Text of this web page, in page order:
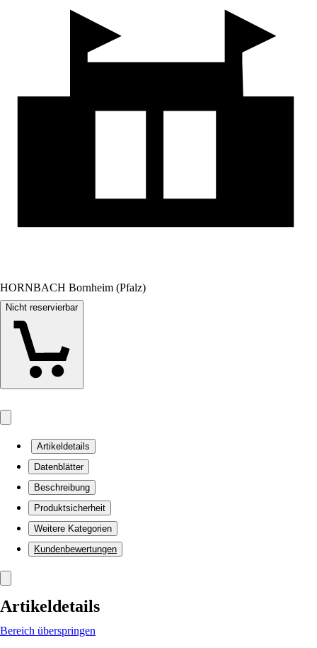
HORNBACH Bornheim (Pfalz)
Nicht reservierbar
Artikeldetails
Datenblätter
Beschreibung
Produktsicherheit
Weitere Kategorien
Kundenbewertungen
Artikeldetails
Bereich überspringen